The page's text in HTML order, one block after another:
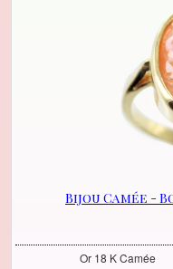
Bijou Camée -
Or 18 K Camée